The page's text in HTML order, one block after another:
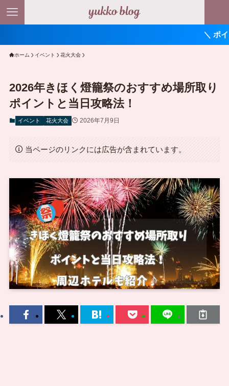
＼ ポイント最大11
ホーム イベント 花火大会
2026年きほく燈籠祭のおすすめ場所取り
ポイントと当日攻略法！
イベント 花火大会 2026年7月9日
当ページのリンクには広告が含まれています。